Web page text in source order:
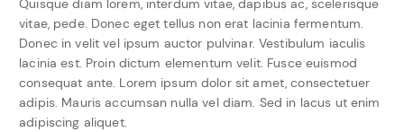
Quisque diam lorem, interdum vitae, dapibus ac, scelerisque
vitae, pede. Donec eget tellus non erat lacinia fermentum.
Donec in velit vel ipsum auctor pulvinar. Vestibulum iaculis
lacinia est. Proin dictum elementum velit. Fusce euismod
consequat ante. Lorem ipsum dolor sit amet, consectetuer
adipis. Mauris accumsan nulla vel diam. Sed in lacus ut enim
adipiscing aliquet.